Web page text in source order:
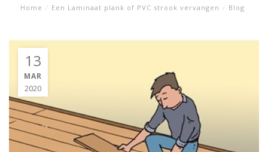
Home / Een Laminaat plank of PVC strook vervangen / Blog
13
MAR
2020